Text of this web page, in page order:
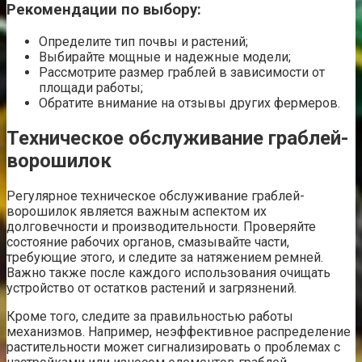
Рекомендации по выбору:
Определите тип почвы и растений;
Выбирайте мощные и надежные модели;
Рассмотрите размер граблей в зависимости от
площади работы;
Обратите внимание на отзывы других фермеров.
Техническое обслуживание граблей-
ворошилок
Регулярное техническое обслуживание граблей-
ворошилок является важным аспектом их
долговечности и производительности. Проверяйте
состояние рабочих органов, смазывайте части,
требующие этого, и следите за натяжением ремней.
Важно также после каждого использования очищать
устройство от остатков растений и загрязнений.
Кроме того, следите за правильностью работы
механизмов. Например, неэффективное распределение
растительности может сигнализировать о проблемах с